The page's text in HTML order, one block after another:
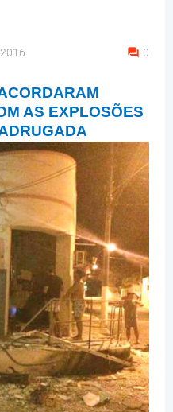
0
AS EXPLOSÕES